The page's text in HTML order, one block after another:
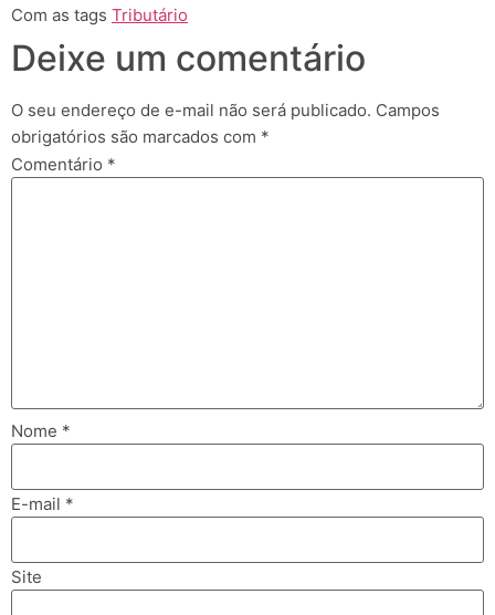
Com as tags Tributário
Deixe um comentário
O seu endereço de e-mail não será publicado. Campos
obrigatórios são marcados com *
Comentário *
Nome *
E-mail *
Site